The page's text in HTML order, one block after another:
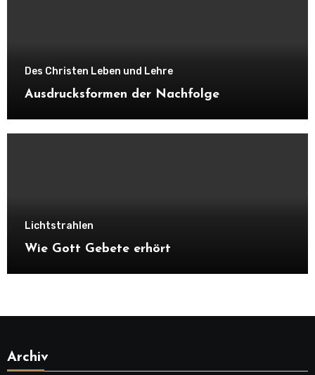
Des Christen Leben und Lehre
Ausdrucksformen der Nachfolge
Lichtstrahlen
Wie Gott Gebete erhört
Archiv